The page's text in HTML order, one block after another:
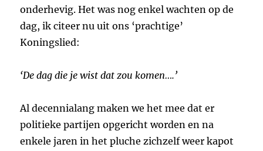
onderhevig. Het was nog enkel wachten op de
dag, ik citeer nu uit ons ‘prachtige’
Koningslied:
‘De dag die je wist dat zou komen….’
Al decennialang maken we het mee dat er
politieke partijen opgericht worden en na
enkele jaren in het pluche zichzelf weer kapot